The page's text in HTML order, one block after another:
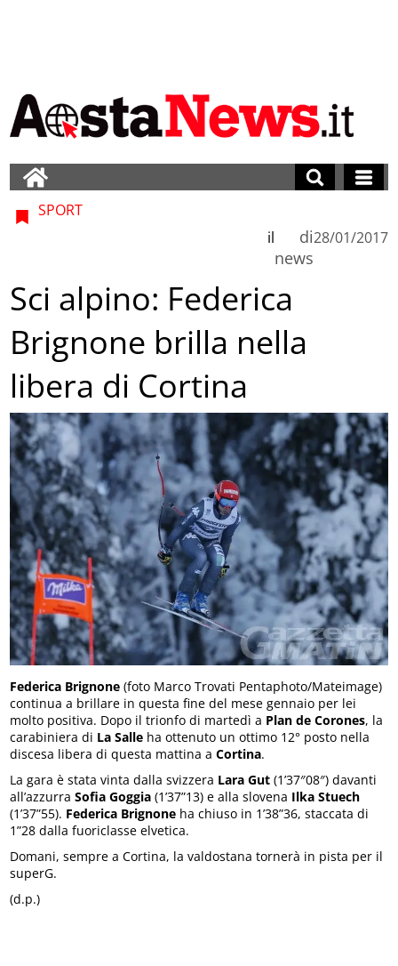
SPORT
di
news
il 28/01/2017
Sci alpino: Federica
Brignone brilla nella
libera di Cortina
Federica Brignone (foto Marco Trovati Pentaphoto/Mateimage)
continua a brillare in questa fine del mese gennaio per lei
molto positiva. Dopo il trionfo di martedì a Plan de Corones, la
carabiniera di La Salle ha ottenuto un ottimo 12° posto nella
discesa libera di questa mattina aCortina.
La gara è stata vinta dalla svizzera Lara Gut (1’37″08″) davanti
all’azzurraSofia Goggia (1’37”13) e alla slovena Ilka Stuech
(1’37”55). Federica Brignone ha chiuso in 1’38”36, staccata di
1”28 dalla fuoriclasse elvetica.
Domani, sempre a Cortina, la valdostana tornerà in pista per il
superG.
(d.p.)